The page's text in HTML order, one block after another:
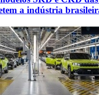
a indústria